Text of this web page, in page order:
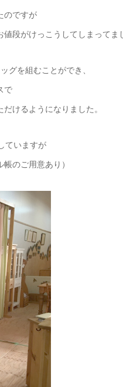
のですが
段がけっこうしてしまってま
グを組むことができ、
で
けるようになりました。
ていますが
のご用意あり）